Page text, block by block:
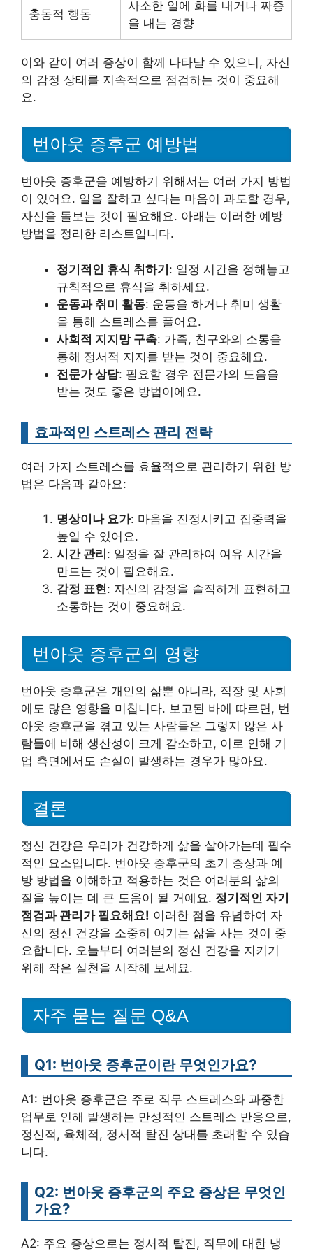
충동적 행동
사소한 일에 화를 내거나 짜증
을 내는 경향
이와 같이 여러 증상이 함께 나타날 수 있으니, 자신
의 감정 상태를 지속적으로 점검하는 것이 중요해
요.
번아웃 증후군 예방법
번아웃 증후군을 예방하기 위해서는 여러 가지 방법
이 있어요. 일을 잘하고 싶다는 마음이 과도할 경우,
자신을 돌보는 것이 필요해요. 아래는 이러한 예방
방법을 정리한 리스트입니다.
정기적인 휴식 취하기: 일정 시간을 정해놓고
규칙적으로 휴식을 취하세요.
운동과 취미 활동: 운동을 하거나 취미 생활
을 통해 스트레스를 풀어요.
사회적 지지망 구축: 가족, 친구와의 소통을
통해 정서적 지지를 받는 것이 중요해요.
전문가 상담: 필요할 경우 전문가의 도움을
받는 것도 좋은 방법이에요.
효과적인 스트레스 관리 전략
여러 가지 스트레스를 효율적으로 관리하기 위한 방
법은 다음과 같아요:
명상이나 요가: 마음을 진정시키고 집중력을
높일 수 있어요.
시간 관리 : 일정을 잘 관리하여 여유 시간을
만드는 것이 필요해요.
감정 표현: 자신의 감정을 솔직하게 표현하고
소통하는 것이 중요해요.
번아웃 증후군의 영향
번아웃 증후군은 개인의 삶뿐 아니라, 직장 및 사회
에도 많은 영향을 미칩니다. 보고된 바에 따르면, 번
아웃 증후군을 겪고 있는 사람들은 그렇지 않은 사
람들에 비해 생산성이 크게 감소하고, 이로 인해 기
업 측면에서도 손실이 발생하는 경우가 많아요.
결론
정신 건강은 우리가 건강하게 삶을 살아가는데 필수
적인 요소입니다. 번아웃 증후군의 초기 증상과 예
방 방법을 이해하고 적용하는 것은 여러분의 삶의
질을 높이는 데 큰 도움이 될 거예요. 정기적인 자기
점검과 관리가 필요해요! 이러한 점을 유념하여 자
신의 정신 건강을 소중히 여기는 삶을 사는 것이 중
요합니다. 오늘부터 여러분의 정신 건강을 지키기
위해 작은 실천을 시작해 보세요.
자주 묻는 질문 Q&A
Q1: 번아웃 증후군이란 무엇인가요?
A1: 번아웃 증후군은 주로 직무 스트레스와 과중한
업무로 인해 발생하는 만성적인 스트레스 반응으로,
정신적, 육체적, 정서적 탈진 상태를 초래할 수 있습
니다.
Q2: 번아웃 증후군의 주요 증상은 무엇인
가요?
A2: 주요 증상으로는 정서적 탈진, 직무에 대한 냉